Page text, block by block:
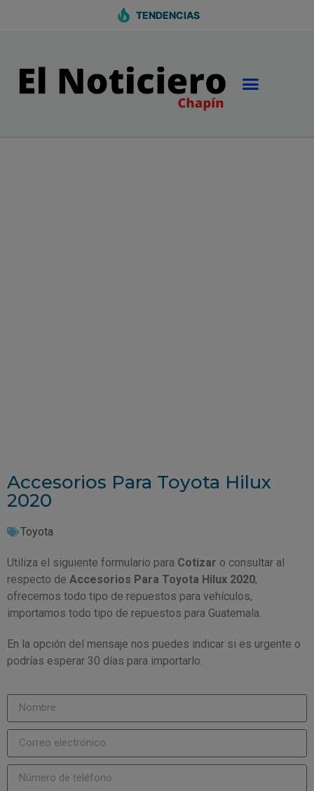
TENDENCIAS
Accesorios Para Toyota Hilux
2020
Toyota
Utiliza el siguiente formulario para Cotizar o consultar al
respecto de Accesorios Para Toyota Hilux 2020,
ofrecemos todo tipo de repuestos para vehículos,
importamos todo tipo de repuestos para Guatemala.
En la opción del mensaje nos puedes indicar si es urgente o
podrías esperar 30 días para importarlo.